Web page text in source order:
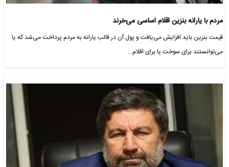
مردم‌ با یارانه بنزین اقلام اساسی می‌خرند
قیمت بنزین باید افزایش می‌یافت و پول آن در قالب یارانه به مردم پرداخت می‌شد که یا
می‌توانستند برای سوخت یا برای اقلام…